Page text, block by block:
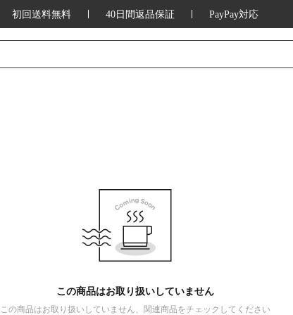
初回送料無料 40日間返品保証 PayPay対応
この商品はお取り扱いしていません
この商品はお取り扱いしていません、関連商品をチェックしてください